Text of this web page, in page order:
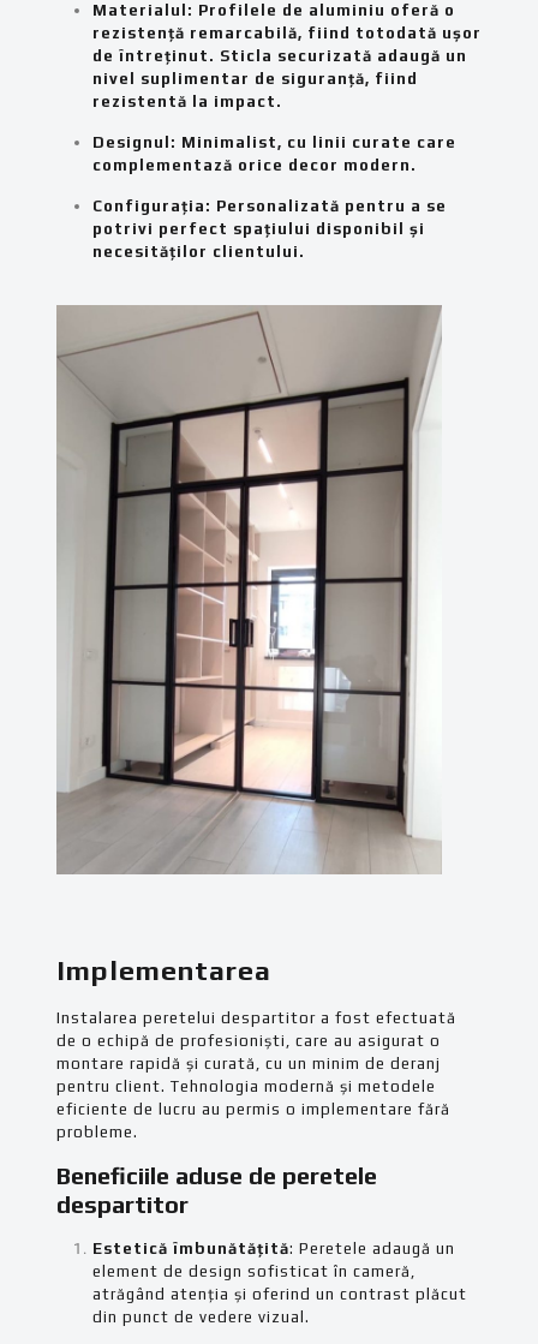
Materialul: Profilele de aluminiu oferă o
rezistență remarcabilă, fiind totodată ușor
de întreținut. Sticla securizată adaugă un
nivel suplimentar de siguranță, fiind
rezistentă la impact.
Designul: Minimalist, cu linii curate care
complementază orice decor modern.
Configurația: Personalizată pentru a se
potrivi perfect spațiului disponibil și
necesităților clientului.
Implementarea
Instalarea peretelui despartitor a fost efectuată
de o echipă de profesioniști, care au asigurat o
montare rapidă și curată, cu un minim de deranj
pentru client. Tehnologia modernă și metodele
eficiente de lucru au permis o implementare fără
probleme.
Beneficiile aduse de peretele
despartitor
Estetică îmbunătățită: Peretele adaugă un
element de design sofisticat în cameră,
atrăgând atenția și oferind un contrast plăcut
din punct de vedere vizual.